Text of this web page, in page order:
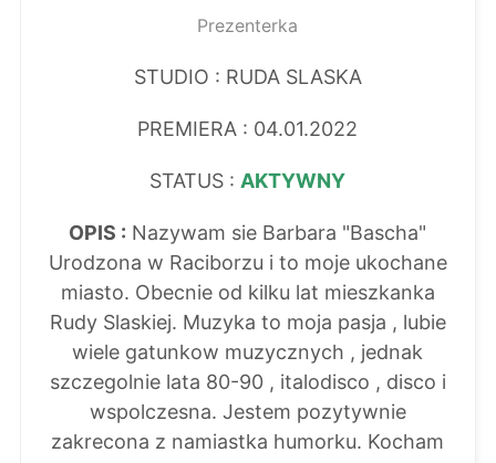
Prezenterka
STUDIO : RUDA SLASKA
PREMIERA : 04.01.2022
STATUS : AKTYWNY
OPIS : Nazywam sie Barbara "Bascha"
Urodzona w Raciborzu i to moje ukochane
miasto. Obecnie od kilku lat mieszkanka
Rudy Slaskiej. Muzyka to moja pasja , lubie
wiele gatunkow muzycznych , jednak
szczegolnie lata 80-90 , italodisco , disco i
wspolczesna. Jestem pozytywnie
zakrecona z namiastka humorku. Kocham